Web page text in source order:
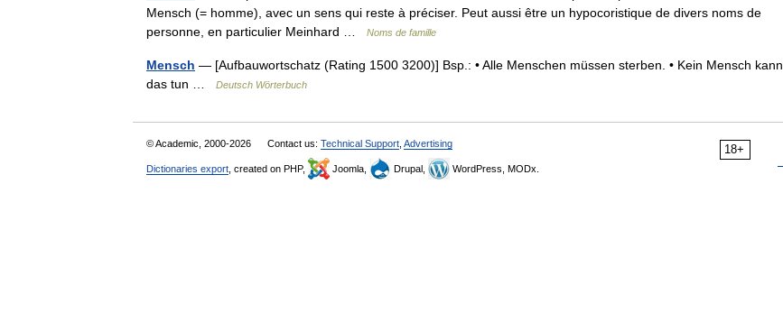
Mensch (= homme), avec un sens qui reste à préciser. Peut aussi être un hypocoristique de divers noms de
personne, en particulier Meinhard …
Noms de famille
Mensch — [Aufbauwortschatz (Rating 1500 3200)] Bsp.: • Alle Menschen müssen sterben. • Kein Mensch kann
das tun …
Deutsch Wörterbuch
18+
© Academic, 2000-2026 Contact us: Technical Support Advertising
Dictionaries export , created on PHP, Joomla, Drupal, WordPress, MODx.